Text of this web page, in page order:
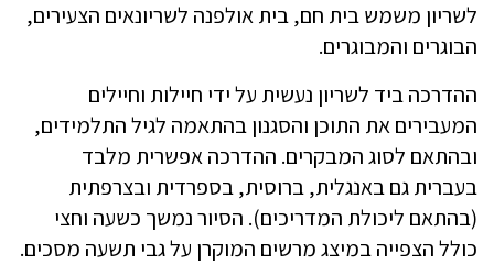
לשריון משמש בית חם, בית אולפנה לשריונאים הצעירים,
הבוגרים והמבוגרים.
ההדרכה ביד לשריון נעשית על ידי חיילות וחיילים
המעבירים את התוכן והסגנון בהתאמה לגיל התלמידים,
ובהתאם לסוג המבקרים. ההדרכה אפשרית מלבד
בעברית גם באנגלית, ברוסית, בספרדית ובצרפתית
(בהתאם ליכולת המדריכים). הסיור נמשך כשעה וחצי
כולל הצפייה במיצג מרשים המוקרן על גבי תשעה מסכים.